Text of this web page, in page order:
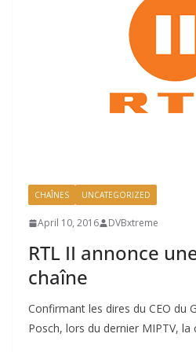
CHAÎNES UNCATEGORIZED
April 10, 2016 DVBxtreme
RTL II annonce
chaîne
Confirmant les dires du CEO du
Posch, lors du dernier MIPTV, la